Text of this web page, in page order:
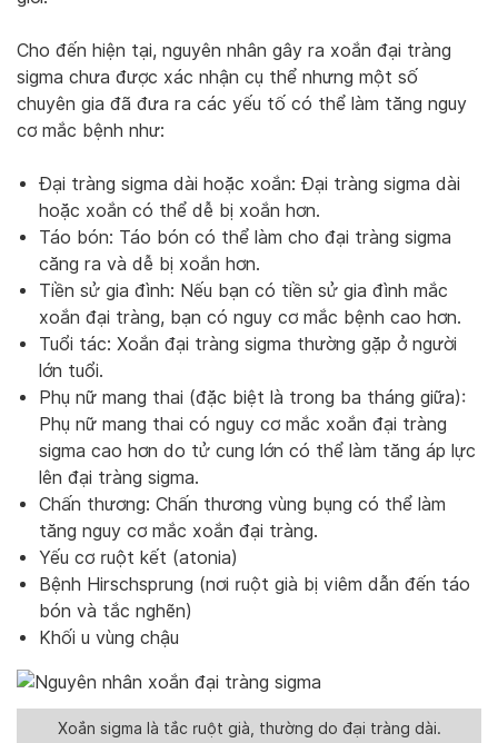
Cho đến hiện tại, nguyên nhân gây ra xoắn đại tràng
sigma chưa được xác nhận cụ thể nhưng một số
chuyên gia đã đưa ra các yếu tố có thể làm tăng nguy
cơ mắc bệnh như:
Đại tràng sigma dài hoặc xoắn: Đại tràng sigma dài
hoặc xoắn có thể dễ bị xoắn hơn.
Táo bón: Táo bón có thể làm cho đại tràng sigma
căng ra và dễ bị xoắn hơn.
Tiền sử gia đình: Nếu bạn có tiền sử gia đình mắc
xoắn đại tràng, bạn có nguy cơ mắc bệnh cao hơn.
Tuổi tác: Xoắn đại tràng sigma thường gặp ở người
lớn tuổi.
Phụ nữ mang thai (đặc biệt là trong ba tháng giữa):
Phụ nữ mang thai có nguy cơ mắc xoắn đại tràng
sigma cao hơn do tử cung lớn có thể làm tăng áp lực
lên đại tràng sigma.
Chấn thương: Chấn thương vùng bụng có thể làm
tăng nguy cơ mắc xoắn đại tràng.
Yếu cơ ruột kết (atonia)
Bệnh Hirschsprung (nơi ruột già bị viêm dẫn đến táo
bón và tắc nghẽn)
Khối u vùng chậu
Xoắn sigma là tắc ruột già, thường do đại tràng dài.